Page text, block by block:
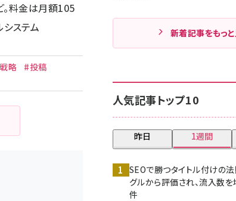
。料金は月額105
システム
略
#投稿
新着記事をもっ
人気記事トップ10
昨日 1週間
SEOで勝つタイトル付けの
グルから評価され、流入数
件